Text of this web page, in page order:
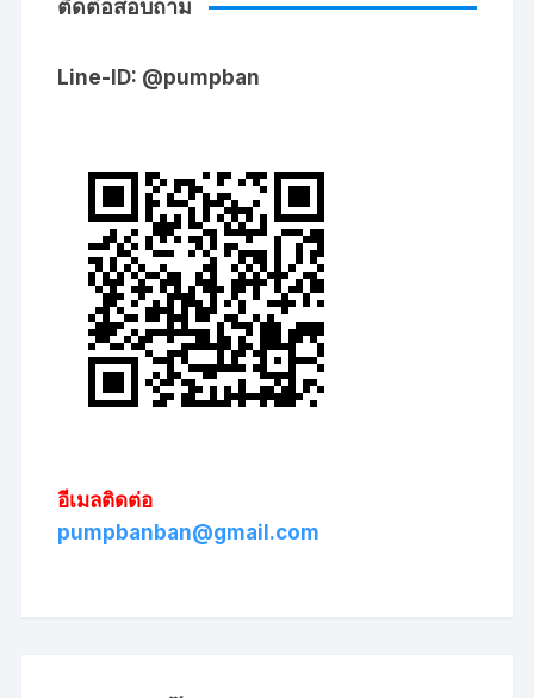
ติดต่อสอบถาม
Line-ID: @pumpban
อีเมลติดต่อ
pumpbanban@gmail.com